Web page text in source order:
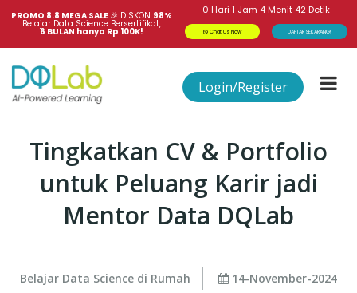
PROMO 8.8 MEGA SALE 🎉 DISKON 98%
Belajar Data Science Bersertifikat,
6 BULAN hanya Rp 100K!
0 Hari1 Jam 4 Menit 41Detik
Chat Us Now DAFTAR SEKARANG!
Login/Register
Tingkatkan CV & Portfolio
untuk Peluang Karir jadi
Mentor Data DQLab
Belajar Data Science di Rumah 14-November-2024